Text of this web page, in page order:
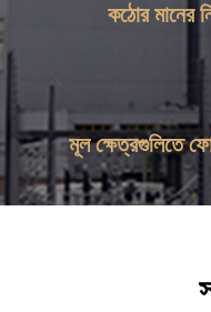
কঠোর মানের
মূল ক্ষেত্রগুলিতে